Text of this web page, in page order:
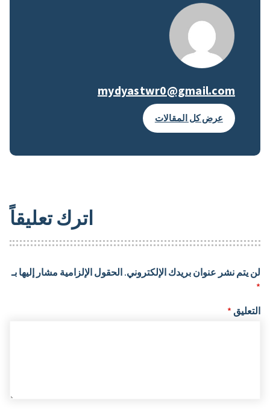
mydyastwr0@gmail.com
عرض كل المقالات
اترك تعليقاً
لن يتم نشر عنوان بريدك الإلكتروني. الحقول الإلزامية مشار إليها بـ
التعليق*